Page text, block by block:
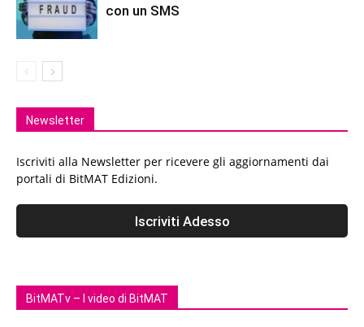
con un SMS
Newsletter
Iscriviti alla Newsletter per ricevere gli aggiornamenti dai
portali di BitMAT Edizioni.
BitMATv – I video di BitMAT